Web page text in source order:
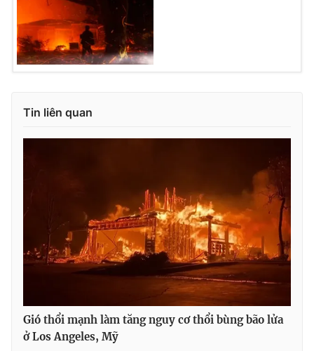
Tin liên quan
Gió thổi mạnh làm tăng nguy cơ thổi bùng bão lửa
ở Los Angeles, Mỹ